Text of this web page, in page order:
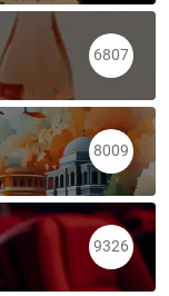
6807
8009
9326